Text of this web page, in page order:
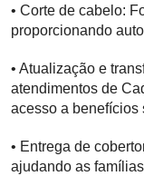
• Corte de cabelo:
proporcionando
• Atualização e
atendimentos de
acesso a benefícios
• Entrega de
ajudando as